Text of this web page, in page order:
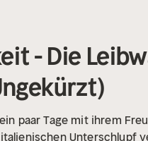
- Die
paar Tage mit ihrem
Unterschlupf